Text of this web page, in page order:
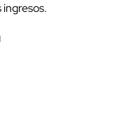
ingresos.